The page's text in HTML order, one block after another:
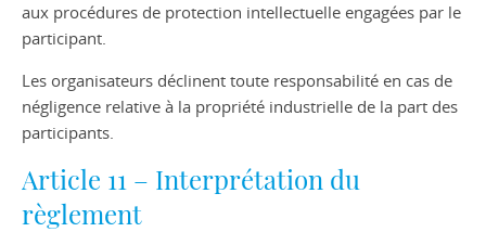
aux procédures de protection intellectuelle engagées par le
participant.
Les organisateurs déclinent toute responsabilité en cas de
négligence relative à la propriété industrielle de la part des
participants.
Article 11 – Interprétation du
règlement